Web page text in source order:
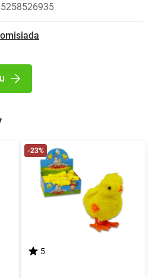
-23%
5